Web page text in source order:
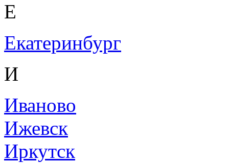
Е
Екатеринбург
И
Иваново
Ижевск
Иркутск